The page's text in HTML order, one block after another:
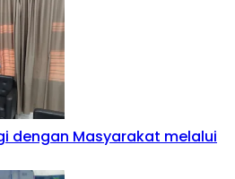
dengan Masyarakat melalui